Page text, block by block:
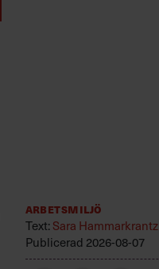
Arbetsmiljö
Text: Sara Hammarkrantz
Publicerad 2026-08-07